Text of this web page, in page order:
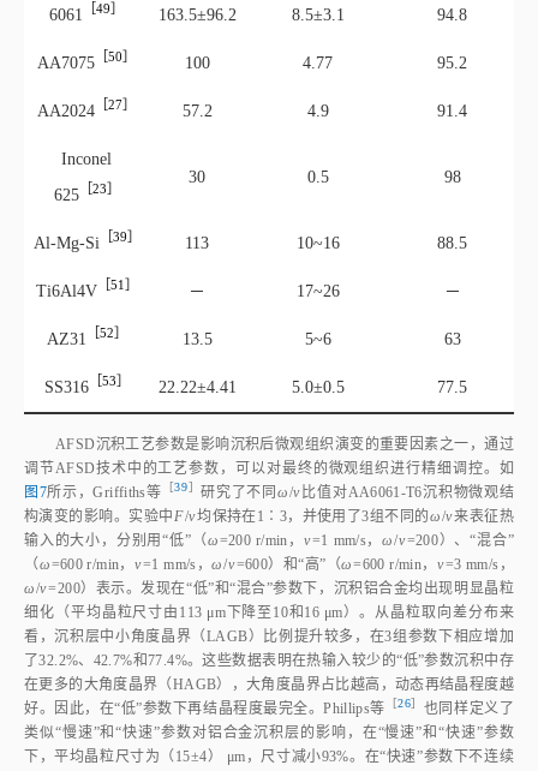
6061 ［49］ 163.5±96.2 8.5±3.1 94.8
AA7075 ［50］ 100 4.77 95.2
AA2024 ［27］ 57.2 4.9 91.4
Inconel
625 ［23］
30 0.5 98
Al‑Mg‑Si ［39］ 113 10~16 88.5
Ti6Al4V［51］ ─ 17~26 ─
AZ31 ［52］ 13.5 5~6 63
SS316 ［53］ 22.22±4.41 5.0±0.5 77.5
AFSD沉积工艺参数是影响沉积后微观组织演变的重要因素之一，通过
调节AFSD技术中的工艺参数，可以对最终的微观组织进行精细调控。如
图7所示，Griffiths等 ［39］研究了不同 ω/v 比值对AA6061‑T6沉积物微观结
构演变的影响。实验中F/v均保持在1∶3，并使用了3组不同的ω/v来表征热
输入的大小，分别用“低”（ω=200 r/min， v=1 mm/s，ω/v=200）、“混合”
（ω=600 r/min， v=1 mm/s，ω/v=600）和“高”（ω=600 r/min， v=3 mm/s，
ω/v=200）表示。发现在“低”和“混合”参数下，沉积铝合金均出现明显晶粒
细化（平均晶粒尺寸由113 μm下降至10和16 μm）。从晶粒取向差分布来
看，沉积层中小角度晶界（LAGB）比例提升较多，在3组参数下相应增加
了32.2%、42.7%和77.4%。这些数据表明在热输入较少的“低”参数沉积中存
在更多的大角度晶界（HAGB），大角度晶界占比越高，动态再结晶程度越
好。因此，在“低”参数下再结晶程度最完全。Phillips等 ［26］ 也同样定义了
类似“慢速”和“快速”参数对铝合金沉积层的影响，在“慢速”和“快速”参数
下，平均晶粒尺寸为（15±4） μm，尺寸减小93%。在“快速”参数下不连续